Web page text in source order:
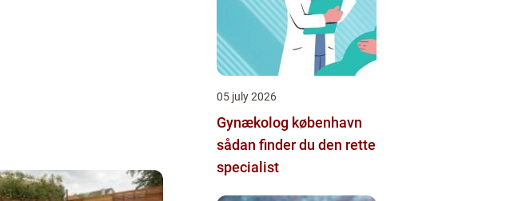
05 july 2026
Gynækolog københavn
sådan finder du den rette
specialist